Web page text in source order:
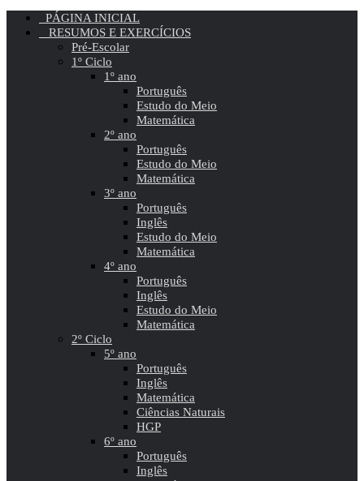
PÁGINA INICIAL
RESUMOS E EXERCÍCIOS
Pré-Escolar
1º Ciclo
1º ano
Português
Estudo do Meio
Matemática
2º ano
Português
Estudo do Meio
Matemática
3º ano
Português
Inglês
Estudo do Meio
Matemática
4º ano
Português
Inglês
Estudo do Meio
Matemática
2º Ciclo
5º ano
Português
Inglês
Matemática
Ciências Naturais
HGP
6º ano
Português
Inglês